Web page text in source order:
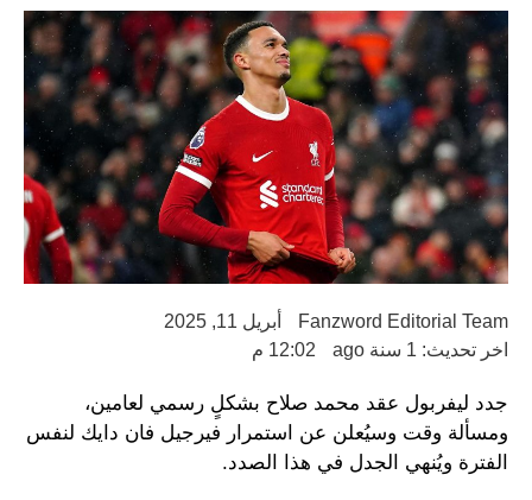
Fanzword Editorial Team
أبريل 11, 2025
اخر تحديث: 1 سنة ago
12:02 م
جدد ليفربول عقد محمد صلاح بشكلٍ رسمي لعامين،
ومسألة وقت وسيُعلن عن استمرار فيرجيل فان دايك لنفس
الفترة ويُنهي الجدل في هذا الصدد.